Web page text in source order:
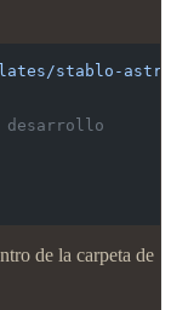
stablo-
desarrollo
de la carpeta de